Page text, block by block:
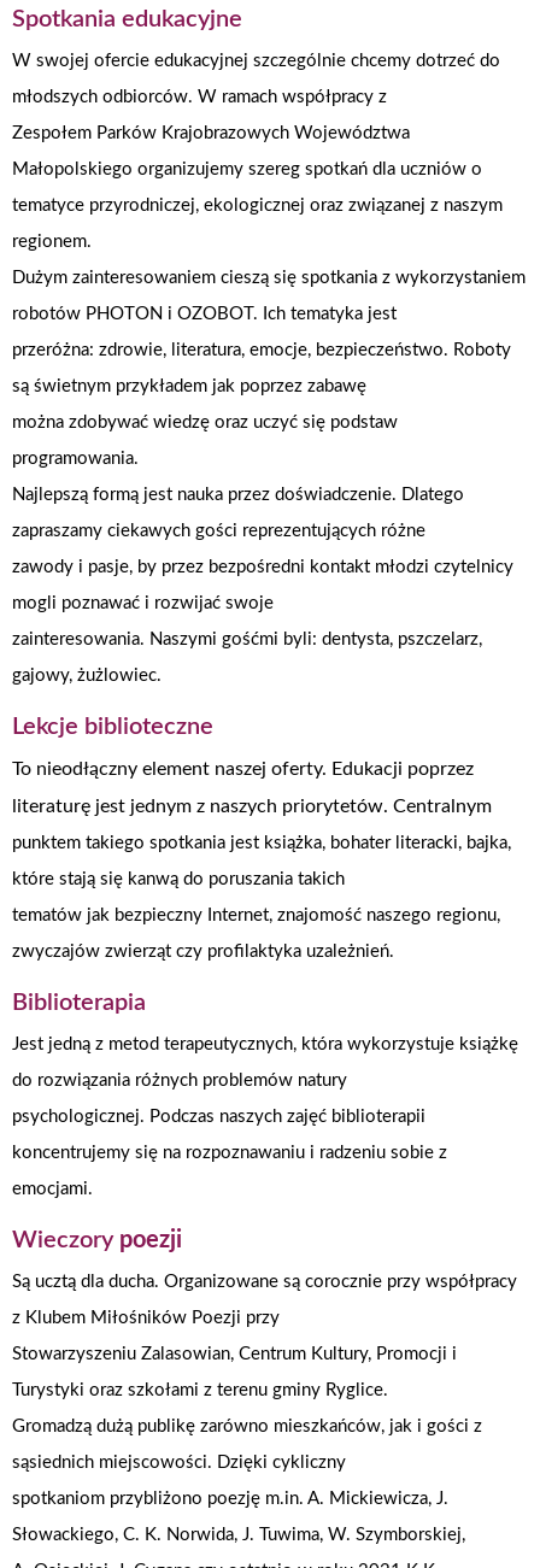
Spotkania edukacyjne
W swojej ofercie edukacyjnej szczególnie chcemy dotrzeć do
młodszych odbiorców. W ramach współpracy z
Zespołem Parków Krajobrazowych Województwa
Małopolskiego organizujemy szereg spotkań dla uczniów o
tematyce przyrodniczej, ekologicznej oraz związanej z naszym
regionem.
Dużym zainteresowaniem cieszą się spotkania z wykorzystaniem
robotów PHOTON i OZOBOT. Ich tematyka jest
przeróżna: zdrowie, literatura, emocje, bezpieczeństwo. Roboty
są świetnym przykładem jak poprzez zabawę
można zdobywać wiedzę oraz uczyć się podstaw
programowania.
Najlepszą formą jest nauka przez doświadczenie. Dlatego
zapraszamy ciekawych gości reprezentujących różne
zawody i pasje, by przez bezpośredni kontakt młodzi czytelnicy
mogli poznawać i rozwijać swoje
zainteresowania. Naszymi gośćmi byli: dentysta, pszczelarz,
gajowy, żużlowiec.
Lekcje biblioteczne
To nieodłączny element naszej oferty. Edukacji poprzez
literaturę jest jednym z naszych priorytetów. Centralnym
punktem takiego spotkania jest książka, bohater literacki, bajka,
które stają się kanwą do poruszania takich
tematów jak bezpieczny Internet, znajomość naszego regionu,
zwyczajów zwierząt czy profilaktyka uzależnień.
Biblioterapia
Jest jedną z metod terapeutycznych, która wykorzystuje książkę
do rozwiązania różnych problemów natury
psychologicznej. Podczas naszych zajęć biblioterapii
koncentrujemy się na rozpoznawaniu i radzeniu sobie z
emocjami.
Wieczorypoezji
Są ucztą dla ducha. Organizowane są corocznie przy współpracy
z Klubem Miłośników Poezji przy
Stowarzyszeniu Zalasowian, Centrum Kultury, Promocji i
Turystyki oraz szkołami z terenu gminy Ryglice.
Gromadzą dużą publikę zarówno mieszkańców, jak i gości z
sąsiednich miejscowości. Dzięki cykliczny
spotkaniom przybliżono poezję m.in. A. Mickiewicza, J.
Słowackiego, C. K. Norwida, J. Tuwima, W. Szymborskiej,